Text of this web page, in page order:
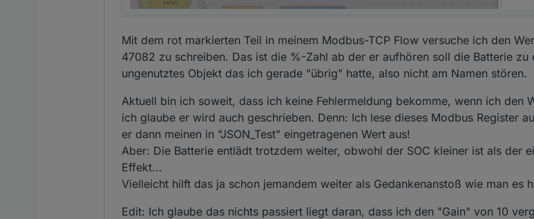
Mit dem rot markierten Teil in meinem Modbus-TCP Flow versuche ich den
47082 zu schreiben. Das ist die %-Zahl ab der er aufhören soll die Batterie zu
ungenutztes Objekt das ich gerade "übrig" hatte, also nicht am Namen stören.
Aktuell bin ich soweit, dass ich keine Fehlermeldung bekomme, wenn ich den
ich glaube er wird auch geschrieben. Denn: Ich lese dieses Modbus Register
er dann meinen in "JSON_Test" eingetragenen Wert aus!
Aber: Die Batterie entlädt trotzdem weiter, obwohl der SOC kleiner ist als der
Effekt...
Vielleicht hilft das ja schon jemandem weiter als Gedankenanstoß wie man es
Edit: Ich glaube das nichts passiert liegt daran, dass ich den "Gain" von 10